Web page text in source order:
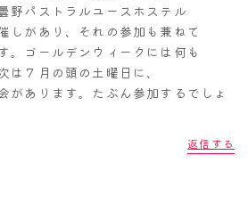
野パストラルユースホステル
しがあり、それの参加も兼ねて
。ゴールデンウィークには何も
は７月の頭の土曜日に、
があります。たぶん参加するでしょ
返信する